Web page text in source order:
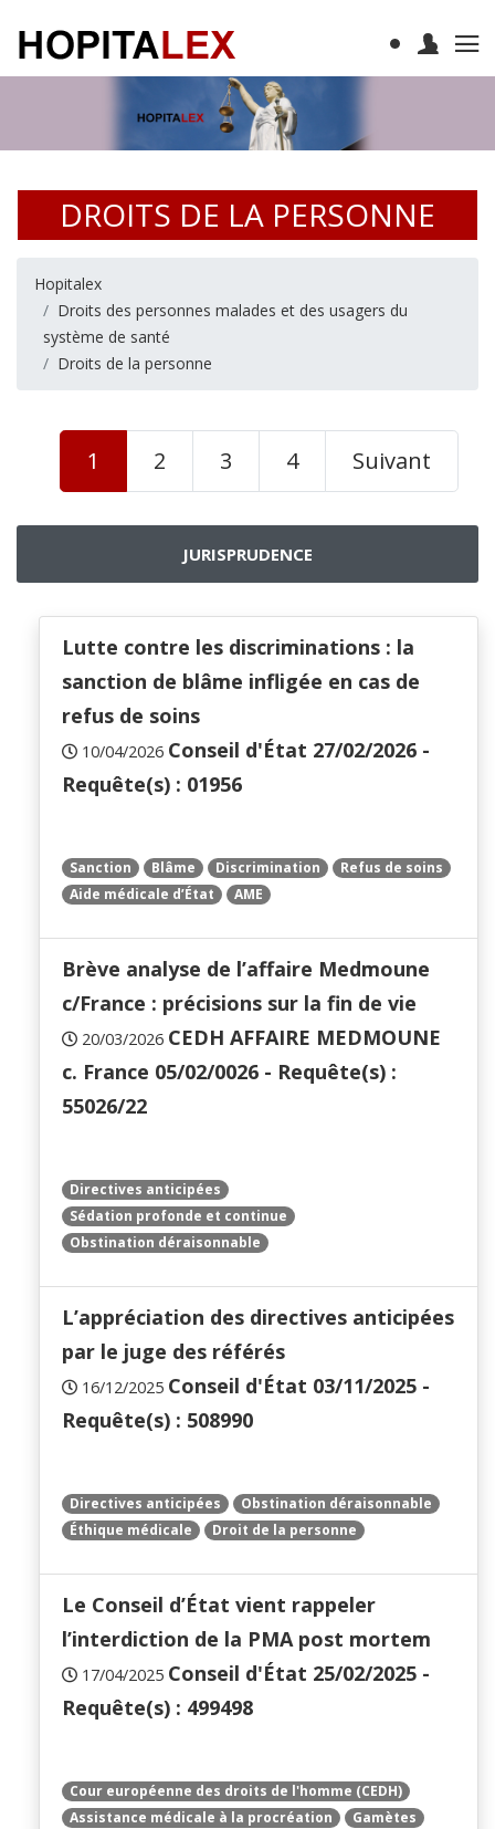
DROITS DE LA PERSONNE
Hopitalex
Droits des personnes malades et des usagers du
système de santé
Droits de la personne
1 2 3 4 Suivant
JURISPRUDENCE
Lutte contre les discriminations : la
sanction de blâme infligée en cas de
refus de soins
10/04/2026 Conseil d'État 27/02/2026 -
Requête(s) : 01956
Sanction Blâme Discrimination
Refus de soins
Aide médicale d’État
AME
Brève analyse de l’affaire Medmoune
c/France : précisions sur la fin de vie
20/03/2026 CEDH AFFAIRE MEDMOUNE
c. France 05/02/0026 - Requête(s) :
55026/22
Directives anticipées
Sédation profonde et continue
Obstination déraisonnable
L’appréciation des directives anticipées
par le juge des référés
16/12/2025 Conseil d'État 03/11/2025 -
Requête(s) : 508990
Directives anticipées
Obstination déraisonnable
Éthique médicale
Droit de la personne
Le Conseil d’État vient rappeler
l’interdiction de la PMA post mortem
17/04/2025 Conseil d'État 25/02/2025 -
Requête(s) : 499498
Cour européenne des droits de l'homme (CEDH)
Assistance médicale à la procréation
Gamètes